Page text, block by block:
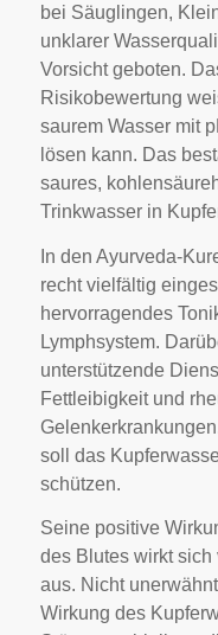
bei Säuglingen,
unklarer
Vorsicht geboten.
Risikobewertung
saurem Wasser mit
lösen kann. Das
saures,
Trinkwasser in
In den Ayurveda-
recht vielfältig
hervorragendes
Lymphsystem.
unterstützende
Fettleibigkeit und
soll das
schützen.
Seine positive
des Blutes wirkt
aus. Nicht
Wirkung des